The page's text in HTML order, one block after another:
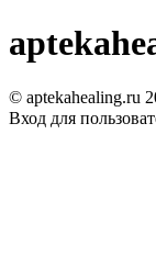
© aptekahealing.ru
Вход для